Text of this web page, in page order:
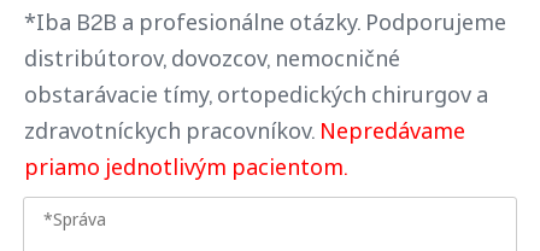
*Iba B2B a profesionálne otázky. Podporujeme
distribútorov, dovozcov, nemocničné
obstarávacie tímy, ortopedických chirurgov a
zdravotníckych pracovníkov. Nepredávame
priamo jednotlivým pacientom.